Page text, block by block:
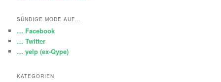
SÜNDIGE MODE AUF…
… Facebook
… Twitter
… yelp (ex-Qype)
KATEGORIEN